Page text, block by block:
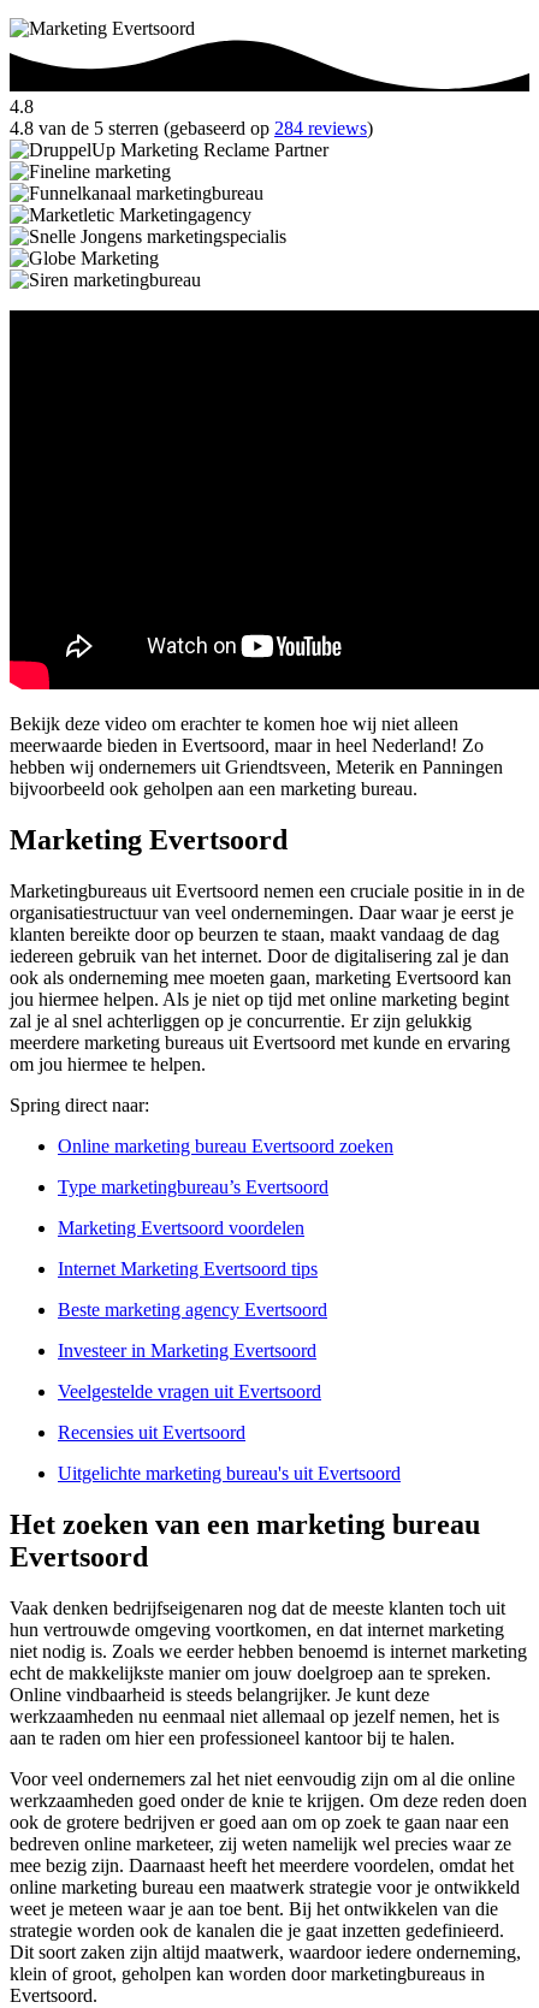
4.8
4.8 van de 5 sterren (gebaseerd op 284 reviews)
Bekijk deze video om erachter te komen hoe wij niet alleen
meerwaarde bieden in Evertsoord, maar in heel Nederland! Zo
hebben wij ondernemers uit Griendtsveen, Meterik en Panningen
bijvoorbeeld ook geholpen aan een marketing bureau.
Marketing Evertsoord
Marketingbureaus uit Evertsoord nemen een cruciale positie in in de
organisatiestructuur van veel ondernemingen. Daar waar je eerst je
klanten bereikte door op beurzen te staan, maakt vandaag de dag
iedereen gebruik van het internet. Door de digitalisering zal je dan
ook als onderneming mee moeten gaan, marketing Evertsoord kan
jou hiermee helpen. Als je niet op tijd met online marketing begint
zal je al snel achterliggen op je concurrentie. Er zijn gelukkig
meerdere marketing bureaus uit Evertsoord met kunde en ervaring
om jou hiermee te helpen.
Spring direct naar:
Online marketing bureau Evertsoord zoeken
Type marketingbureau’s Evertsoord
Marketing Evertsoord voordelen
Internet Marketing Evertsoord tips
Beste marketing agency Evertsoord
Investeer in Marketing Evertsoord
Veelgestelde vragen uit Evertsoord
Recensies uit Evertsoord
Uitgelichte marketing bureau's uit Evertsoord
Het zoeken van een marketing bureau
Evertsoord
Vaak denken bedrijfseigenaren nog dat de meeste klanten toch uit
hun vertrouwde omgeving voortkomen, en dat internet marketing
niet nodig is. Zoals we eerder hebben benoemd is internet marketing
echt de makkelijkste manier om jouw doelgroep aan te spreken.
Online vindbaarheid is steeds belangrijker. Je kunt deze
werkzaamheden nu eenmaal niet allemaal op jezelf nemen, het is
aan te raden om hier een professioneel kantoor bij te halen.
Voor veel ondernemers zal het niet eenvoudig zijn om al die online
werkzaamheden goed onder de knie te krijgen. Om deze reden doen
ook de grotere bedrijven er goed aan om op zoek te gaan naar een
bedreven online marketeer, zij weten namelijk wel precies waar ze
mee bezig zijn. Daarnaast heeft het meerdere voordelen, omdat het
online marketing bureau een maatwerk strategie voor je ontwikkeld
weet je meteen waar je aan toe bent. Bij het ontwikkelen van die
strategie worden ook de kanalen die je gaat inzetten gedefinieerd.
Dit soort zaken zijn altijd maatwerk, waardoor iedere onderneming,
klein of groot, geholpen kan worden door marketingbureaus in
Evertsoord.